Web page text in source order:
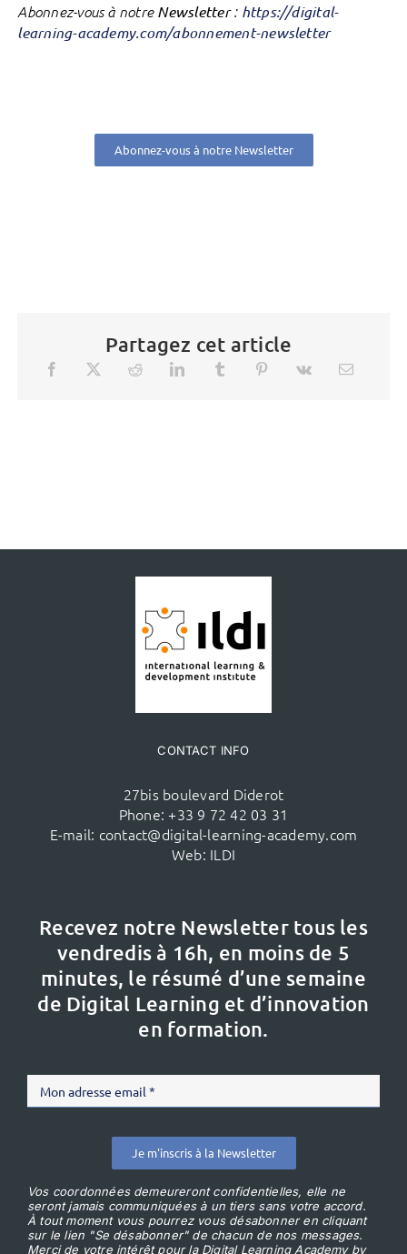
Abonnez-vous à notre Newsletter: https://digital-
learning-academy.com/abonnement-newsletter
Abonnez-vous à notre Newsletter
Partagez cet article
CONTACT INFO
27bis boulevard Diderot
Phone: +33 9 72 42 03 31
E-mail: contact@digital-learning-academy.com
Web: ILDI
Recevez notre Newsletter tous les
vendredis à 16h, en moins de 5
minutes, le résumé d’une semaine
de Digital Learning et d’innovation
en formation.
Je m'inscris à la Newsletter
Vos coordonnées demeureront confidentielles, elle ne
seront jamais communiquées à un tiers sans votre accord.
À tout moment vous pourrez vous désabonner en cliquant
sur le lien "Se désabonner" de chacun de nos messages.
Merci de votre intérêt pour la Digital Learning Academy by